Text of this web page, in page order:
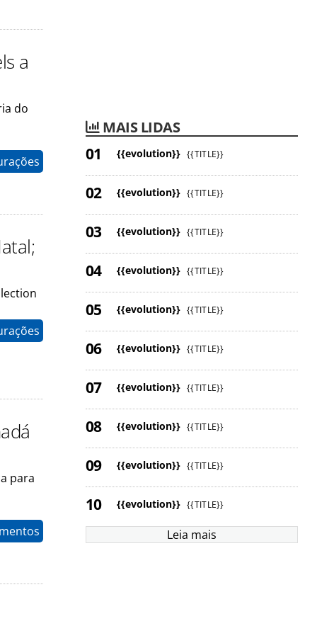
a
do
para
MAIS LIDAS
{{evolution}} {{TITLE}}
{{evolution}} {{TITLE}}
{{evolution}} {{TITLE}}
{{evolution}} {{TITLE}}
{{evolution}} {{TITLE}}
{{evolution}} {{TITLE}}
{{evolution}} {{TITLE}}
{{evolution}} {{TITLE}}
{{evolution}} {{TITLE}}
{{evolution}} {{TITLE}}
Leia mais